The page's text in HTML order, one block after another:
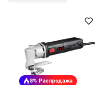
8% Распродажа